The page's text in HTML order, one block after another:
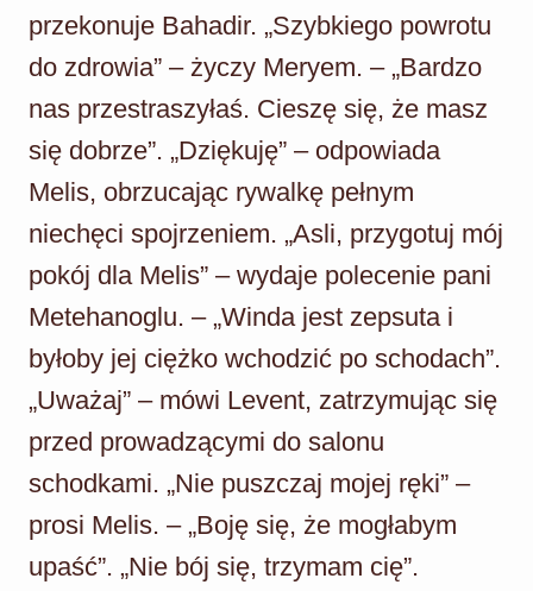
przekonuje Bahadir. „Szybkiego powrotu
do zdrowia” – życzy Meryem. – „Bardzo
nas przestraszyłaś. Cieszę się, że masz
się dobrze”. „Dziękuję” – odpowiada
Melis, obrzucając rywalkę pełnym
niechęci spojrzeniem. „Asli, przygotuj mój
pokój dla Melis” – wydaje polecenie pani
Metehanoglu. – „Winda jest zepsuta i
byłoby jej ciężko wchodzić po schodach”.
„Uważaj” – mówi Levent, zatrzymując się
przed prowadzącymi do salonu
schodkami. „Nie puszczaj mojej ręki” –
prosi Melis. – „Boję się, że mogłabym
upaść”. „Nie bój się, trzymam cię”.